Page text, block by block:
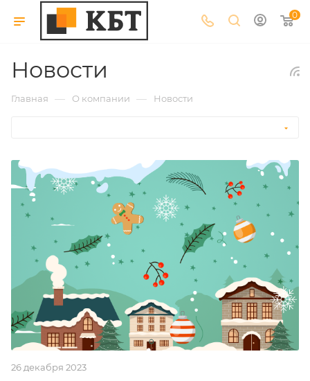
0
Новости
Главная — О компании — Новости
26 декабря 2023